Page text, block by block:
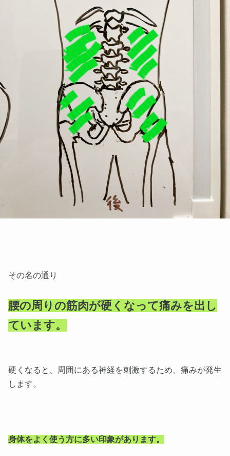
その名の通り
腰の周りの筋肉が硬くなって痛みを出し
ています。
硬くなると、周囲にある神経を刺激するため、痛みが発生
します。
身体をよく使う方に多い印象があります。